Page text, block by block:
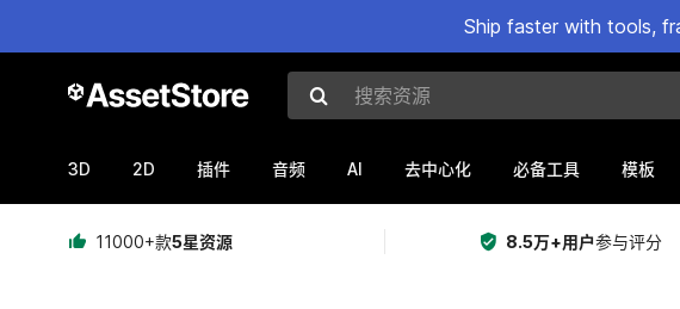
Ship faster with tools,
搜索资源
3D 2D 插件 音频 AI 去中心化 必备工具 模板
11000+款5星资源 8.5万+用户参与评分